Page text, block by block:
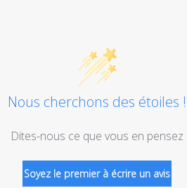
Nous cherchons des étoiles !
Dites-nous ce que vous en pensez
Soyez le premier à écrire un avis